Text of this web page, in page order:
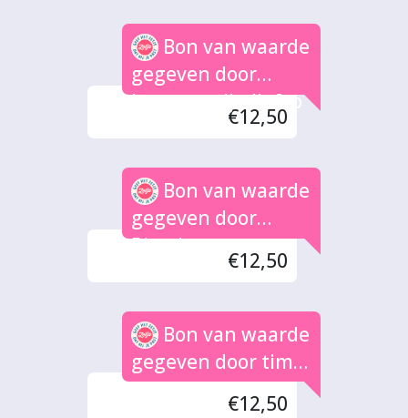
Bon van waarde
gegeven door
hamster zijn lief :p
€12,50
Bon van waarde
gegeven door
Pimel
€12,50
Bon van waarde
gegeven door tim
lammers
€12,50